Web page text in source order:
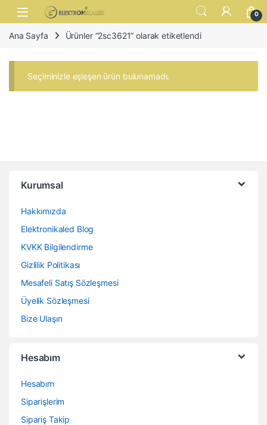
Skip to navigation
Skip to content
Open 0
Ana Sayfa Ürünler “2sc3621” olarak etiketlendi
Seçiminizle eşleşen ürün bulunamadı.
Kurumsal
Hakkımızda
Elektronikaled Blog
KVKK Bilgilendirme
Gizlilik Politikası
Mesafeli Satış Sözleşmesi
Üyelik Sözleşmesi
Bize Ulaşın
Hesabım
Hesabım
Siparişlerim
Sipariş Takip